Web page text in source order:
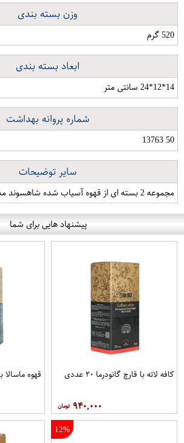
وزن بسته بندی
520 گرم
ابعاد بسته بندی
14*12*24 سانتی متر
شماره پروانه بهداشت
50 13763
سایر توضیحات
مجموعه 2 بسته ای از قهوه آسیاب شده شاهسوند مدل ترک مقدار 200 گرم
پیشنهاد هایی برای شما
کافه لاته با قارچ گانودرما ۲۰ عددی
۹۴۰,۰۰۰
قهوه ماسالا با
12%